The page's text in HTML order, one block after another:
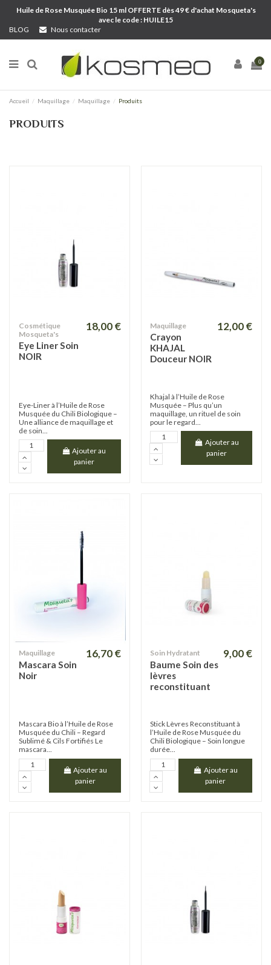
Huile de Rose Musquée Bio 15 ml OFFERTE dès 49 € d'achat Mosqueta's
avec le code : HUILE15
BLOG
Nous contacter
0
Accueil Maquillage Maquillage Produits
PRODUITS
Cosmétique
Mosqueta's
Eye Liner Soin
NOIR
18,00 €
Eye-Liner à l’Huile de Rose
Musquée du Chili Biologique –
Une alliance de maquillage et
de soin...
Ajouter au
panier
Maquillage
Crayon
KHAJAL
Douceur NOIR
12,00 €
Khajal à l’Huile de Rose
Musquée – Plus qu’un
maquillage, un rituel de soin
pour le regard...
Ajouter au
panier
Maquillage
Mascara Soin
Noir
16,70 €
Mascara Bio à l’Huile de Rose
Musquée du Chili – Regard
Sublimé & Cils Fortifiés Le
mascara...
Ajouter au
panier
Soin Hydratant
Baume Soin des
lèvres
reconstituant
9,00 €
Stick Lèvres Reconstituant à
l’Huile de Rose Musquée du
Chili Biologique – Soin longue
durée...
Ajouter au
panier